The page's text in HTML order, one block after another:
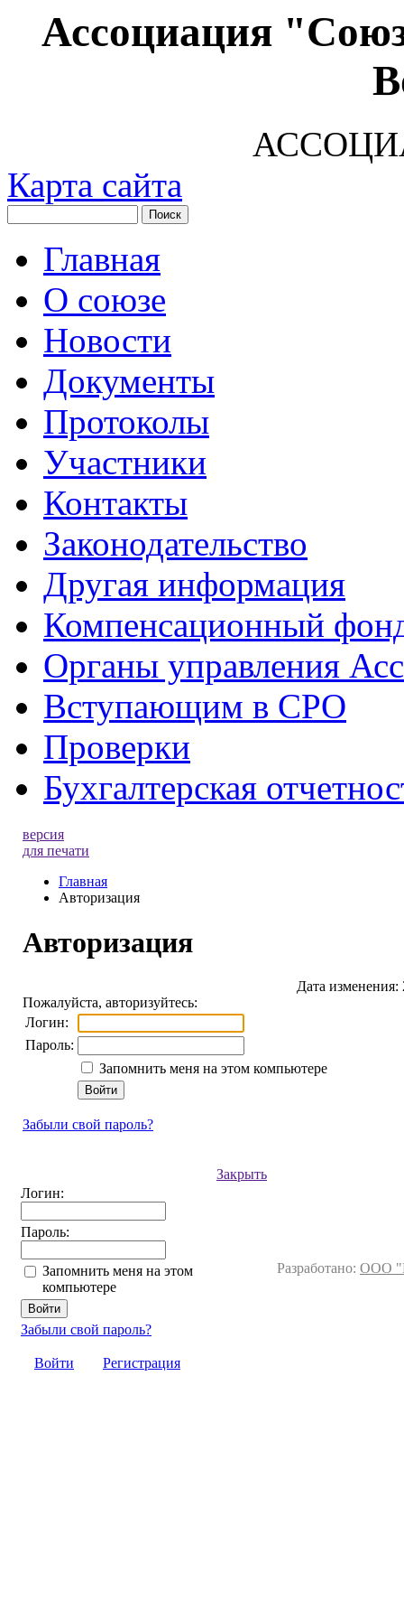
Ассоциация
Карта сайта
Главная
О союзе
Новости
Документы
Протоколы
Участники
Контакты
Законодательство
Другая информация
Компенсационный
Органы управления
Вступающим в СРО
Проверки
Бухгалтерская
версия
для печати
Главная
Авторизация
Авторизация
Дата изменения:
Пожалуйста, авторизуйтесь:
Логин:
Пароль:
Запомнить меня на этом компьютере
Забыли свой пароль?
Закрыть
Логин:
Пароль:
Запомнить меня на этом
компьютере
Забыли свой пароль?
Войти Регистрация
Разработано: ООО